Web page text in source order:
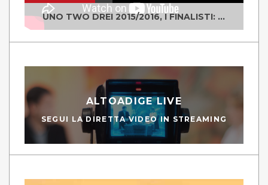
UNO TWO DREI 2015/2016, I FINALISTI: CLASSE IV ALS ISTITUTO "DEGASPERI" BORGO VALSUGANA
ALTOADIGE LIVE
SEGUI LA DIRETTA VIDEO IN STREAMING